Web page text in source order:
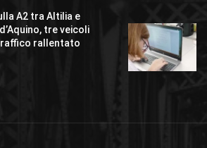
A2 tra Altilia e
tre veicoli
rallentato